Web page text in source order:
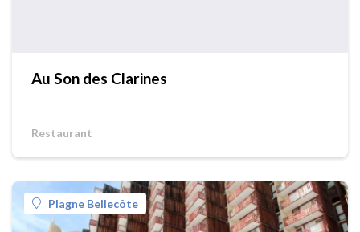
Au Son des Clarines
Restaurant
Plagne Bellecôte